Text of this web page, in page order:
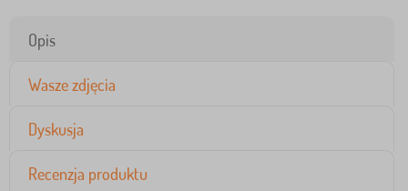
Opis
Wasze zdjęcia
Dyskusja
Recenzja produktu